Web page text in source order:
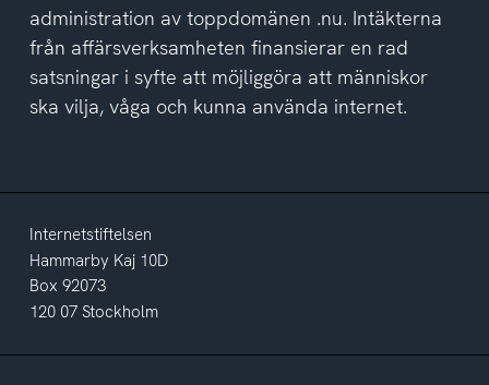
administration av toppdomänen .nu. Intäkterna
från affärsverksamheten finansierar en rad
satsningar i syfte att möjliggöra att människor
ska vilja, våga och kunna använda internet.
Internetstiftelsen
Hammarby Kaj 10D
Box 92073
120 07 Stockholm